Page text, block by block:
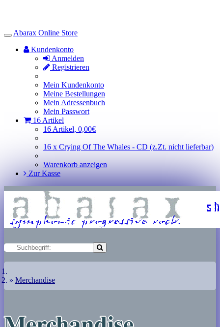
Toggle
Navigation
Abarax Online Store
Kundenkonto
Anmelden
Registrieren
Mein Kundenkonto
Meine Bestellungen
Mein Adressenbuch
Mein Passwort
16 Artikel
16 Artikel, 0,00€
16 x Crying Of The Whales - CD (z.Zt. nicht lieferbar)
Warenkorb anzeigen
Zur Kasse
Merchandise